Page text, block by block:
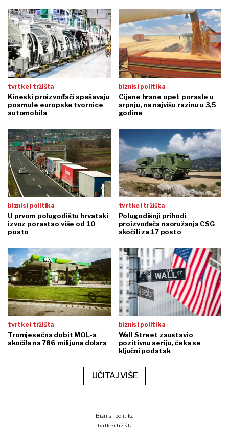
tvrtke i tržišta
Kineski proizvođači spašavaju
posrnule europske tvornice
automobila
biznis i politika
Cijene hrane opet porasle u
srpnju, na najvišu razinu u 3,5
godine
biznis i politika
U prvom polugodištu hrvatski
izvoz porastao više od 10
posto
tvrtke i tržišta
Polugodišnji prihodi
proizvođača naoružanja CSG
skočili za 17 posto
tvrtke i tržišta
Tromjesečna dobit MOL-a
skočila na 786 milijuna dolara
biznis i politika
Wall Street zaustavio
pozitivnu seriju, čeka se
ključni podatak
UČITAJ VIŠE
Biznis i politika